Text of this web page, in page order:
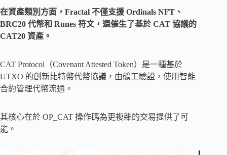
在資產類別方面，Fractal 不僅支援 Ordinals NFT、
BRC20 代幣和 Runes 符文，還催生了基於 CAT 協議的
CAT20 資產。
CAT Protocol（Covenant Attested Token）是一種基於
UTXO 的創新比特幣代幣協議，由礦工驗證，使用智能
合約管理代幣流通。
其核心在於 OP_CAT 操作碼為更複雜的交易提供了可
能。